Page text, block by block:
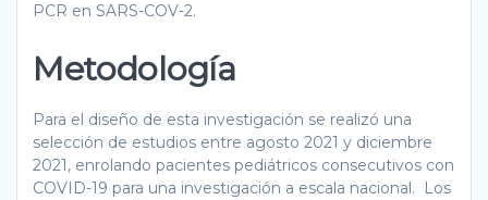
PCR en SARS-COV-2.
Metodología
Para el diseño de esta investigación se realizó una
selección de estudios entre agosto 2021 y diciembre
2021, enrolando pacientes pediátricos consecutivos con
COVID-19 para una investigación a escala nacional. Los